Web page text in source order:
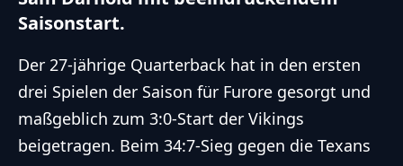
Saisonstart.
Der 27-jährige Quarterback hat in den ersten
drei Spielen der Saison für Furore gesorgt und
maßgeblich zum 3:0-Start der Vikings
beigetragen. Beim 34:7-Sieg gegen die Texans